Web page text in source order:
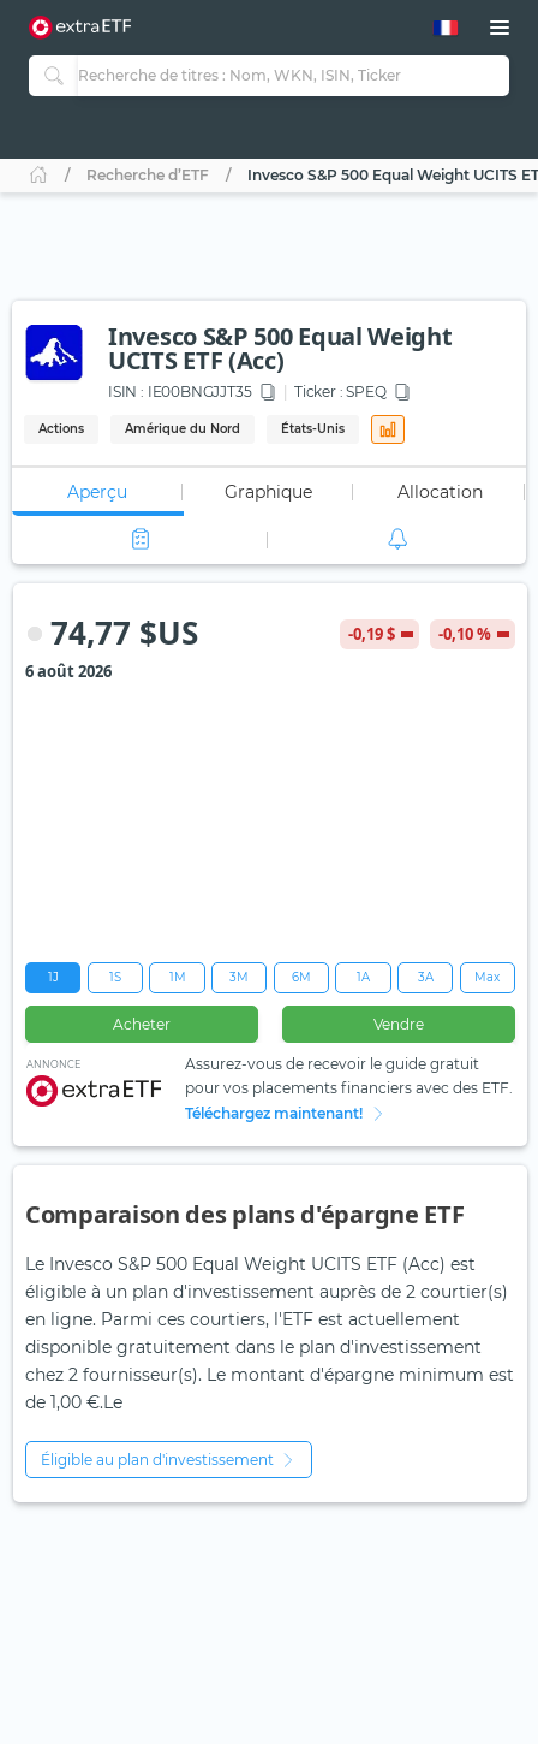
Recherche d’ETF Invesco S&P 500 Equal Weight UCITS
Invesco S&P 500 Equal Weight
UCITS ETF (Acc)
ISIN : IE00BNGJJT35 Ticker : SPEQ
Actions Amérique du Nord États-Unis
Aperçu Graphique Allocation
74,77 $US -0,19 $
-0,10 %
6 août 2026
1J 1S 1M 3M 6M 1A 3A Max
Acheter Vendre
ANNONCE
Assurez-vous de recevoir le guide gratuit
pour vos placements financiers avec des ETF.
Téléchargez maintenant!
Comparaison des plans d'épargne ETF
Le Invesco S&P 500 Equal Weight UCITS ETF (Acc) est
éligible à un plan d'investissement auprès de 2 courtier(s)
en ligne. Parmi ces courtiers, l'ETF est actuellement
disponible gratuitement dans le plan d'investissement
chez 2 fournisseur(s). Le montant d'épargne minimum est
de 1,00 €.Le
Éligible au plan d'investissement